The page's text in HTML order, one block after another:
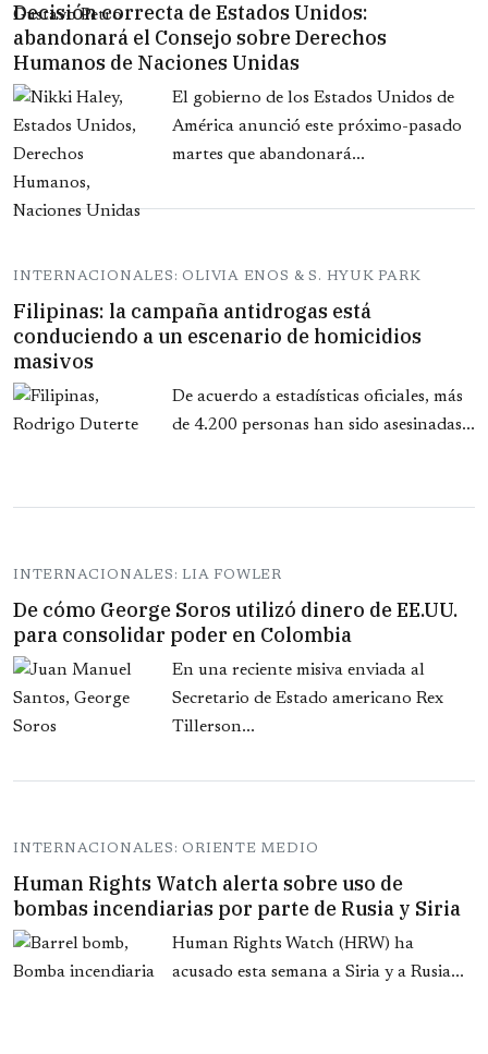
Decisión correcta de Estados Unidos:
abandonará el Consejo sobre Derechos
Humanos de Naciones Unidas
El gobierno de los Estados Unidos de
América anunció este próximo-pasado
martes que abandonará...
INTERNACIONALES: OLIVIA ENOS & S. HYUK PARK
Filipinas: la campaña antidrogas está
conduciendo a un escenario de homicidios
masivos
De acuerdo a estadísticas oficiales, más
de 4.200 personas han sido asesinadas...
INTERNACIONALES: LIA FOWLER
De cómo George Soros utilizó dinero de EE.UU.
para consolidar poder en Colombia
En una reciente misiva enviada al
Secretario de Estado americano Rex
Tillerson...
INTERNACIONALES: ORIENTE MEDIO
Human Rights Watch alerta sobre uso de
bombas incendiarias por parte de Rusia y Siria
Human Rights Watch (HRW) ha
acusado esta semana a Siria y a Rusia...